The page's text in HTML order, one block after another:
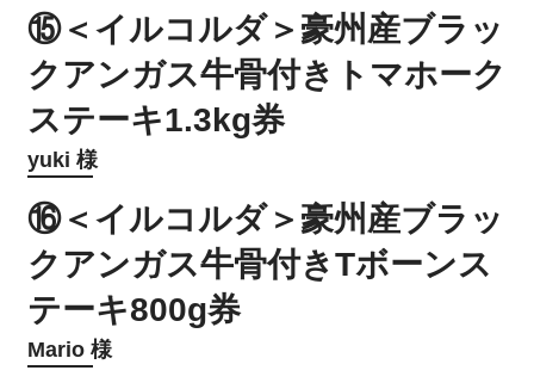
⑮＜イルコルダ＞豪州産ブラッ
クアンガス牛骨付きトマホーク
ステーキ1.3kg券
yuki 様
⑯＜イルコルダ＞豪州産ブラッ
クアンガス牛骨付きTボーンス
テーキ800g券
Mario 様